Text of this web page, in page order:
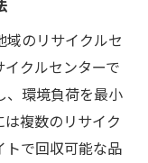
のリサイクルセ
クルセンターで
、環境負荷を最小
複数のリサイク
トで回収可能な品